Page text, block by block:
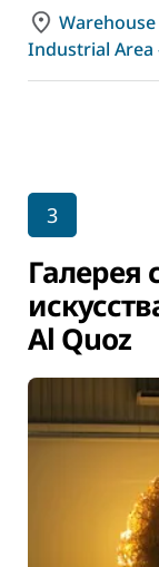
Warehouse
Industrial
3
Галерея
Al Quoz